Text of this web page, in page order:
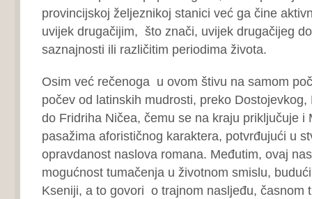
provincijskoj željeznikoj stanici već ga čine
uvijek drugačijim, što znači, uvijek drugačijeg
saznajnosti ili različitim periodima života.
Osim već rečenoga u ovom štivu na samom
počev od latinskih mudrosti, preko Dostojevkog,
do Fridriha Ničea, čemu se na kraju priključuje i
pasažima aforističnog karaktera, potvrđujući u
opravdanost naslova romana. Međutim, ovaj
mogućnost tumačenja u životnom smislu,
Kseniji, a to govori o trajnom nasljeđu, časnom